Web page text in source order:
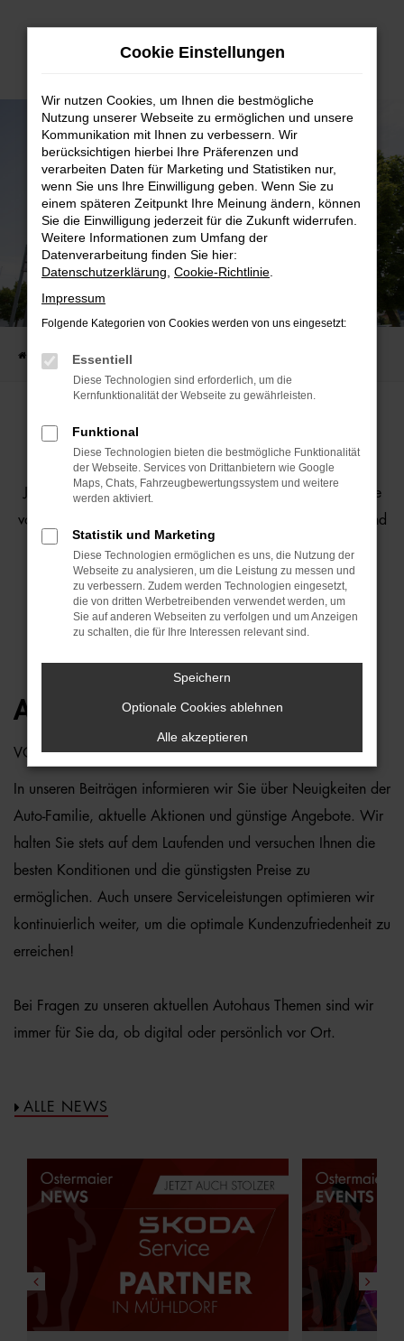
Zum
ANGEBOTE
DRIVE THE DEAL – IHRE BESTEN AUTOANGEBOTE
Startseite Bildschirmwerbung
OSTERMAIER - ANGEBOTE
Jetzt ist der perfekte Zeitpunkt, einzusteigen! Profitieren Sie
von exklusiven Rabatten, sofort verfügbaren Fahrzeugen und
Drive the Deal – weil Fahrspaß und Sparen perfekt
zusammenpassen.
AKTUELLES
VON IHREROSTERMAIERAUTO-FAMILIE
In unseren Beiträgen informieren wir Sie über Neuigkeiten der
Auto-Familie, aktuelle Aktionen und günstige Angebote. Wir
halten Sie stets auf dem Laufenden und versuchen Ihnen die
besten Konditionen und die günstigsten Preise zu
ermöglichen. Auch unsere Serviceleistungen optimieren wir
kontinuierlich weiter, um die optimale Kundenzufriedenheit zu
erreichen!
Bei Fragen zu unseren aktuellen Autohaus Themen sind wir
immer für Sie da, ob digital oder persönlich vor Ort.
ALLE NEWS
Cookie Einstellungen
Wir nutzen Cookies, um Ihnen die bestmögliche
Nutzung unserer Webseite zu ermöglichen und unsere
Kommunikation mit Ihnen zu verbessern. Wir
berücksichtigen hierbei Ihre Präferenzen und
verarbeiten Daten für Marketing und Statistiken nur,
wenn Sie uns Ihre Einwilligung geben. Wenn Sie zu
einem späteren Zeitpunkt Ihre Meinung ändern, können
Sie die Einwilligung jederzeit für die Zukunft widerrufen.
Weitere Informationen zum Umfang der
Datenverarbeitung finden Sie hier:
Datenschutzerklärung Cookie-Richtlinie
Impressum
Folgende Kategorien von Cookies werden von uns eingesetzt:
Essentiell
Diese Technologien sind erforderlich, um die
Kernfunktionalität der Webseite zu gewährleisten.
Funktional
Diese Technologien bieten die bestmögliche Funktionalität
der Webseite. Services von Drittanbietern wie Google
Maps, Chats, Fahrzeugbewertungssystem und weitere
werden aktiviert.
Statistik und Marketing
Diese Technologien ermöglichen es uns, die Nutzung der
Webseite zu analysieren, um die Leistung zu messen und
zu verbessern. Zudem werden Technologien eingesetzt,
die von dritten Werbetreibenden verwendet werden, um
Sie auf anderen Webseiten zu verfolgen und um Anzeigen
zu schalten, die für Ihre Interessen relevant sind.
Speichern
Optionale Cookies ablehnen
Alle akzeptieren